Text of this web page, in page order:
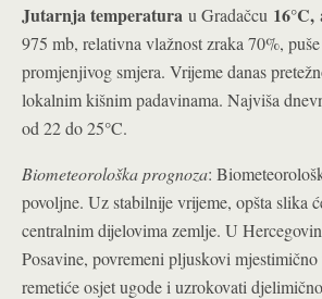
Jutarnja temperatura u Gradačcu 16°C,
975 mb, relativna vlažnost zraka 70%,
promjenjivog smjera. Vrijeme danas
lokalnim kišnim padavinama. Najviša
od 22 do 25°C.
Biometeorološka prognoza:
povoljne. Uz stabilnije vrijeme, opšta slika
centralnim dijelovima zemlje. U
Posavine, povremeni pljuskovi
remetiće osjet ugode i uzrokovati